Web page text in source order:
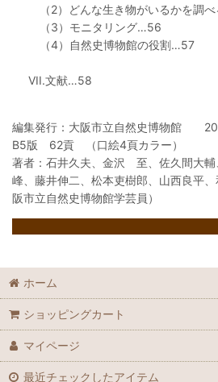
（2）どんな生き物がいるかを調
（3）モニタリング…56
（4）自然史博物館の役割…57
VII.文献…58
編集発行：大阪市立自然史博物館
B5版 62貢 （口絵4頁カラー）
著者：石井久夫、金沢 至、佐久間大輔
峰、藤井伸二、松本吏樹郎、山西良平
阪市立自然史博物館学芸員）
ホーム
ショッピングカート
マイページ
最近チェックしたアイテム